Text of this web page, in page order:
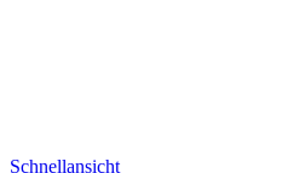
Schnellansicht